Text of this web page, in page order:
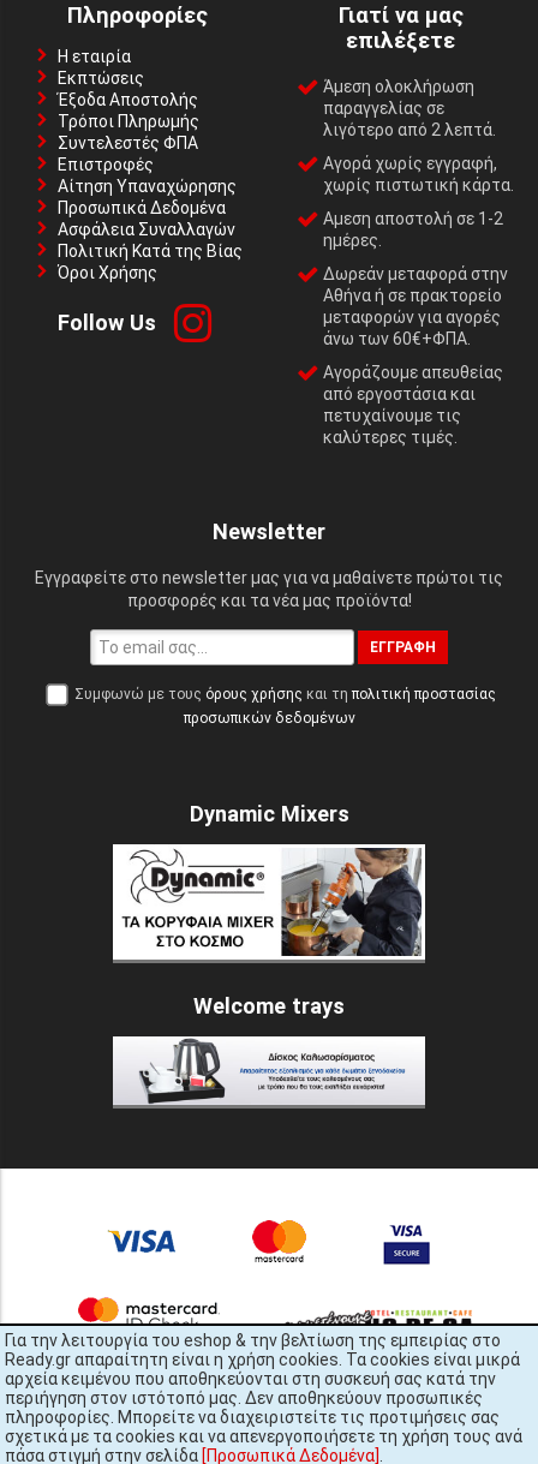
Για την λειτουργία του eshop & την βελτίωση της εμπειρίας στο
Ready.gr απαραίτητη είναι η χρήση cookies. Τα cookies είναι μικρά
αρχεία κειμένου που αποθηκεύονται στη συσκευή σας κατά την
περιήγηση στον ιστότοπό μας. Δεν αποθηκεύουν προσωπικές
πληροφορίες. Μπορείτε να διαχειριστείτε τις προτιμήσεις σας
σχετικά με τα cookies και να απενεργοποιήσετε τη χρήση τους ανά
πάσα στιγμή στην σελίδα [Προσωπικά Δεδομένα]
Πληροφορίες
Η εταιρία
Εκπτώσεις
Έξοδα Αποστολής
Τρόποι Πληρωμής
Συντελεστές ΦΠΑ
Επιστροφές
Αίτηση Υπαναχώρησης
Προσωπικά Δεδομένα
Ασφάλεια Συναλλαγών
Πολιτική Κατά της Βίας
Όροι Χρήσης
Follow Us
Γιατί να μας
επιλέξετε
Άμεση ολοκλήρωση
παραγγελίας σε
λιγότερο από 2 λεπτά.
Αγορά χωρίς εγγραφή,
χωρίς πιστωτική κάρτα.
Αμεση αποστολή σε 1-2
ημέρες.
Δωρεάν μεταφορά στην
Αθήνα ή σε πρακτορείο
μεταφορών για αγορές
άνω των 60€+ΦΠΑ.
Αγοράζουμε απευθείας
από εργοστάσια και
πετυχαίνουμε τις
καλύτερες τιμές.
Newsletter
Εγγραφείτε στο newsletter μας για να μαθαίνετε πρώτοι τις
προσφορές και τα νέα μας προϊόντα!
ΕΓΓΡΑΦΉ
Συμφωνώ με τους όρους χρήσης και τη πολιτική προστασίας
προσωπικών δεδομένων
Dynamic Mixers
Welcome trays
READY.gr © 2022 | All Rights Reserved